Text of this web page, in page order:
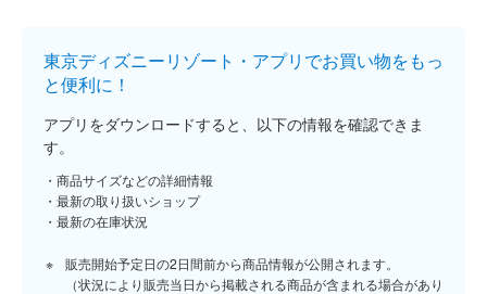
東京ディズニーリゾート・アプリでお買い物をもっ
と便利に！
アプリをダウンロードすると、以下の情報を確認できま
す。
商品サイズなどの詳細情報
最新の取り扱いショップ
最新の在庫状況
販売開始予定日の2日間前から商品情報が公開されます。
（状況により販売当日から掲載される商品が含まれる場合があり